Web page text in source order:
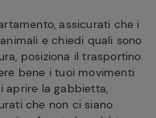
assicurati che i
e chiedi quali sono
posiziona il trasportino
bene i tuoi movimenti
aprire la gabbietta,
che non ci siano